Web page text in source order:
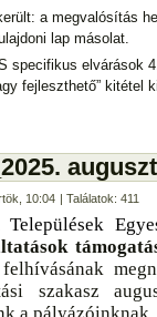
a megvalósítás
lap másolat.
specifikus elvárások
fejleszthető” kitétel
10:04 | Találatok: 411
szakasz